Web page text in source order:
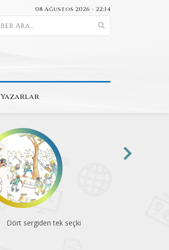
08 Ağustos 2026 - 22:14
Yazarlar
Dört sergiden tek seçki